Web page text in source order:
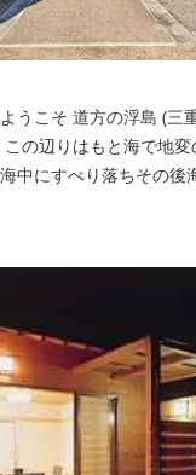
の浮島 (三重県天然記念物) 昭
中にすべり落ちその後
たと伝えられています
海岸線が一望できる展
ころがあります。 ご家